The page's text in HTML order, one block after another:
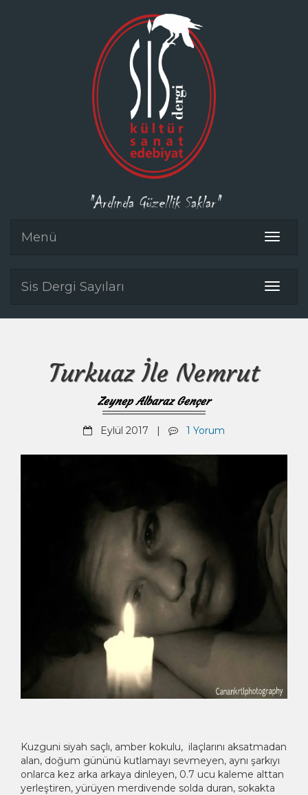
"Ardında Güzellik Saklar"
Toggle
Menü
Toggle
Sis Dergi Sayıları
Turkuaz İle Nemrut
Zeynep Albaraz Gençer
Eylül 2017 | 1 Yorum
Kuzguni siyah saçlı, amber kokulu, ilaçlarını aksatmadan
alan, doğum gününü kutlamayı sevmeyen, aynı şarkıyı
onlarca kez arka arkaya dinleyen, 0.7 ucu kaleme alttan
yerleştiren, yürüyen merdivende solda duran, sokakta